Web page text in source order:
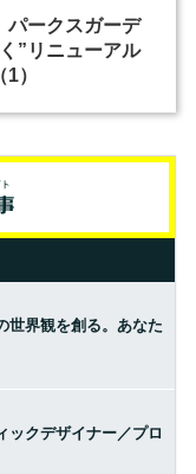
パークスガーデ
”リニューアル
）
世界観を創る。あなた
ックデザイナー／プロ